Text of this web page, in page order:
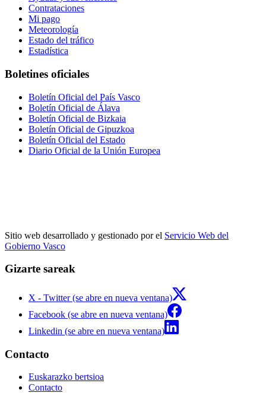
Contrataciones
Mi pago
Meteorología
Estado del tráfico
Estadística
Boletines oficiales
Boletín Oficial del País Vasco
Boletín Oficial de Álava
Boletín Oficial de Bizkaia
Boletín Oficial de Gipuzkoa
Boletín Oficial del Estado
Diario Oficial de la Unión Europea
Sitio web desarrollado y gestionado por el Servicio Web del
Gobierno Vasco
Gizarte sareak
X - Twitter (se abre en nueva ventana)
Facebook (se abre en nueva ventana)
Linkedin (se abre en nueva ventana)
Contacto
Euskarazko bertsioa
Contacto